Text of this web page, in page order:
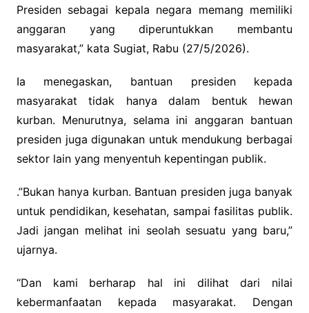
Presiden sebagai kepala negara memang memiliki
anggaran yang diperuntukkan membantu
masyarakat,” kata Sugiat, Rabu (27/5/2026).
Ia menegaskan, bantuan presiden kepada
masyarakat tidak hanya dalam bentuk hewan
kurban. Menurutnya, selama ini anggaran bantuan
presiden juga digunakan untuk mendukung berbagai
sektor lain yang menyentuh kepentingan publik.
.”Bukan hanya kurban. Bantuan presiden juga banyak
untuk pendidikan, kesehatan, sampai fasilitas publik.
Jadi jangan melihat ini seolah sesuatu yang baru,”
ujarnya.
“Dan kami berharap hal ini dilihat dari nilai
kebermanfaatan kepada masyarakat. Dengan